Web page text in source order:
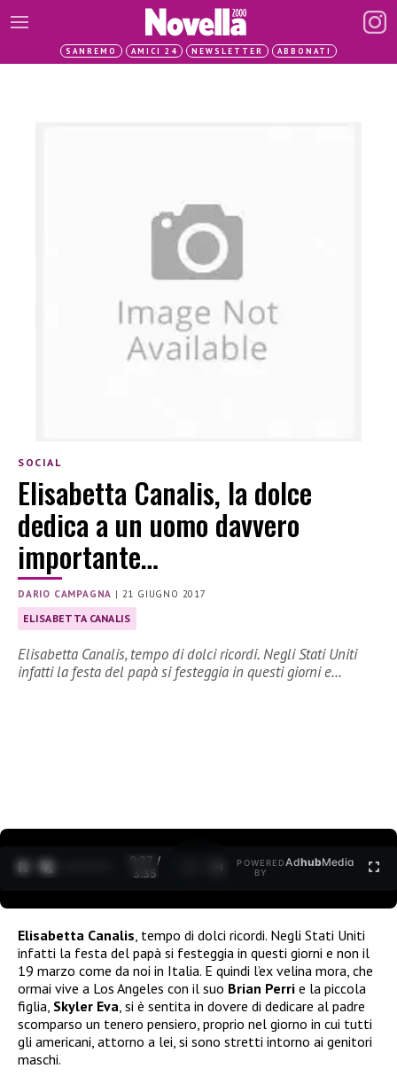
SANREMO AMICI 24 NEWSLETTER ABBONATI
SOCIAL
Elisabetta Canalis, la dolce
dedica a un uomo davvero
importante…
DARIO CAMPAGNA | 21 GIUGNO 2017
ELISABETTA CANALIS
Elisabetta Canalis, tempo di dolci ricordi. Negli Stati Uniti
infatti la festa del papà si festeggia in questi giorni e…
0:27 /
3:35
POWERED
BY
AdhubMedia
Elisabetta Canalis , tempo di dolci ricordi. Negli Stati Uniti
infatti la festa del papà si festeggia in questi giorni e non il
19 marzo come da noi in Italia. E quindi l’ex velina mora, che
ormai vive a Los Angeles con il suo Brian Perri e la piccola
figlia, Skyler Eva , si è sentita in dovere di dedicare al padre
scomparso un tenero pensiero, proprio nel giorno in cui tutti
gli americani, attorno a lei, si sono stretti intorno ai genitori
maschi.